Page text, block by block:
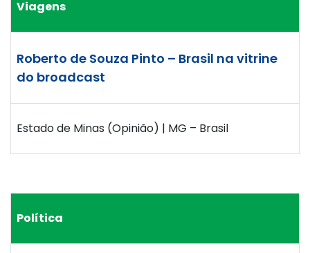
Viagens
Roberto de Souza Pinto – Brasil na vitrine
do broadcast
Estado de Minas (Opinião) | MG – Brasil
Política